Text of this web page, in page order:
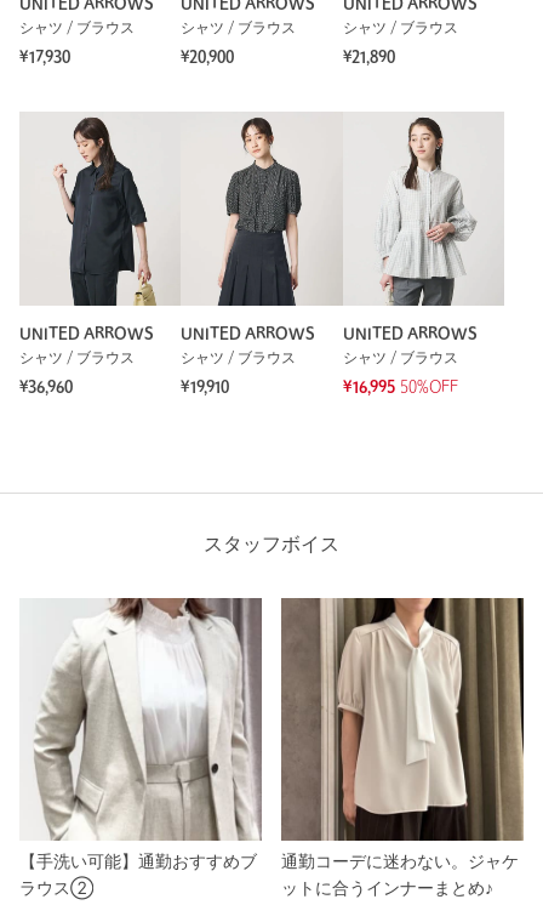
UNITED ARROWS
シャツ / ブラウス
¥17,930
UNITED ARROWS
シャツ / ブラウス
¥20,900
UNITED ARROWS
シャツ / ブラウス
¥21,890
UNITED ARROWS
シャツ / ブラウス
¥36,960
UNITED ARROWS
シャツ / ブラウス
¥19,910
UNITED ARROWS
シャツ / ブラウス
¥16,995 50%OFF
スタッフボイス
【手洗い可能】通勤おすすめブ
ラウス②
通勤コーデに迷わない。ジャケ
ットに合うインナーまとめ♪